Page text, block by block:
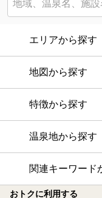
エリアから探す
地図から探す
特徴から探す
温泉地から探す
関連キーワード
おトクに利用する